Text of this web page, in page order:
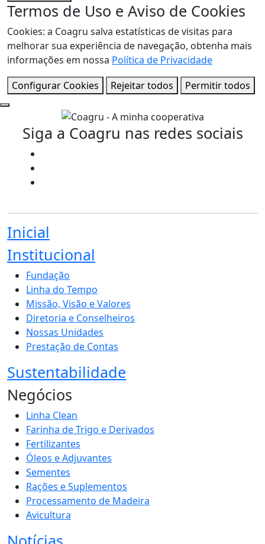
Termos de Uso e Aviso de Cookies
Cookies: a Coagru salva estatísticas de visitas para
melhorar sua experiência de navegação, obtenha mais
informações em nossa Política de Privacidade
Configurar Cookies
Rejeitar todos Permitir todos
Siga a Coagru nas redes sociais
Inicial
Institucional
Fundação
Linha do Tempo
Missão, Visão e Valores
Diretoria e Conselheiros
Nossas Unidades
Prestação de Contas
Sustentabilidade
Negócios
Linha Clean
Farinha de Trigo e Derivados
Fertilizantes
Óleos e Adjuvantes
Sementes
Rações e Suplementos
Processamento de Madeira
Avicultura